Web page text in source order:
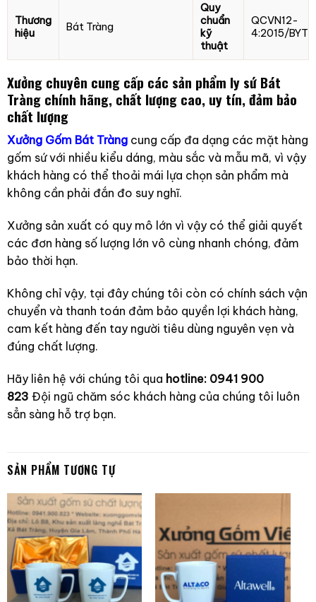
Thương
hiệu
Bát Tràng
Quy
chuẩn
kỹ
thuật
QCVN12-
4:2015/BYT
Xưởng chuyên cung cấp các sản phẩm ly sứ Bát
Tràng chính hãng, chất lượng cao, uy tín, đảm bảo
chất lượng
Xưởng Gốm Bát Tràng cung cấp đa dạng các mặt hàng
gốm sứ với nhiều kiểu dáng, màu sắc và mẫu mã, vì vậy
khách hàng có thể thoải mái lựa chọn sản phẩm mà
không cần phải đắn đo suy nghĩ.
Xưởng sản xuất có quy mô lớn vì vậy có thể giải quyết
các đơn hàng số lượng lớn vô cùng nhanh chóng, đảm
bảo thời hạn.
Không chỉ vậy, tại đây chúng tôi còn có chính sách vận
chuyển và thanh toán đảm bảo quyền lợi khách hàng,
cam kết hàng đến tay người tiêu dùng nguyên vẹn và
đúng chất lượng.
Hãy liên hệ với chúng tôi qua hotline: 0941 900
823 Đội ngũ chăm sóc khách hàng của chúng tôi luôn
sẳn sàng hỗ trợ bạn.
SẢN PHẨM TƯƠNG TỰ